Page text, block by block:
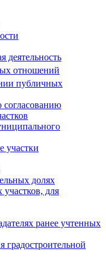
деятельность
отношений
публичных
участки
долях
для
ранее учтенных
градостроительной